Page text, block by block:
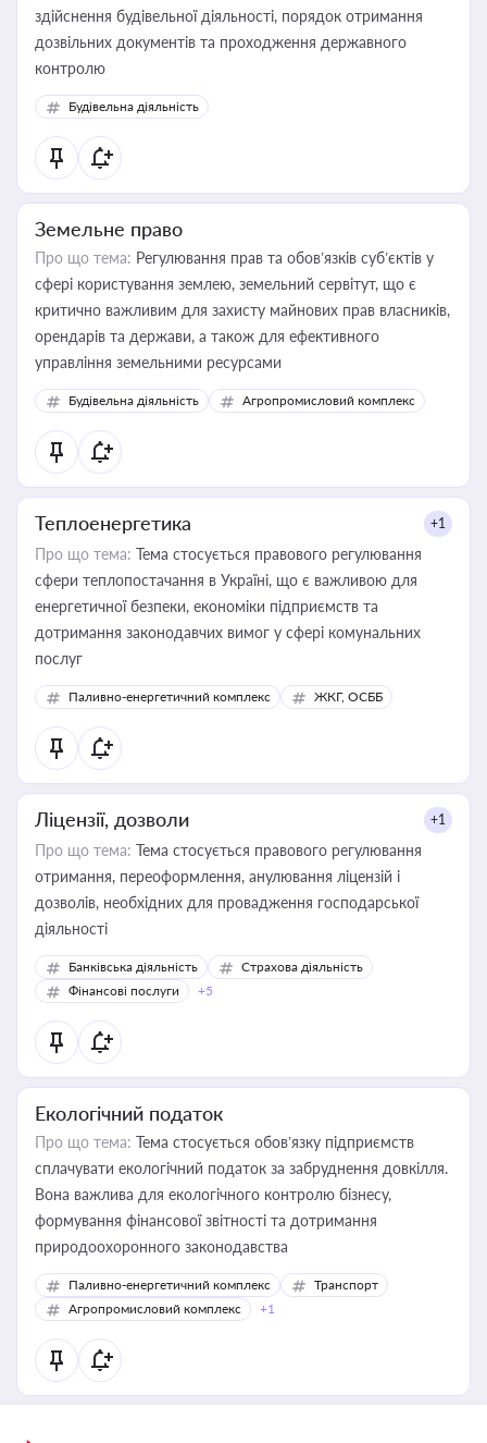
здійснення будівельної діяльності, порядок отримання
дозвільних документів та проходження державного
контролю
Будівельна діяльність
Земельне право
Про що тема: Регулювання прав та обов’язків суб’єктів у
сфері користування землею, земельний сервітут, що є
критично важливим для захисту майнових прав власників,
орендарів та держави, а також для ефективного
управління земельними ресурсами
Будівельна діяльність Агропромисловий комплекс
Теплоенергетика +1
Про що тема: Тема стосується правового регулювання
сфери теплопостачання в Україні, що є важливою для
енергетичної безпеки, економіки підприємств та
дотримання законодавчих вимог у сфері комунальних
послуг
Паливно-енергетичний комплекс ЖКГ, ОСББ
Ліцензії, дозволи +1
Про що тема: Тема стосується правового регулювання
отримання, переоформлення, анулювання ліцензій і
дозволів, необхідних для провадження господарської
діяльності
Банківська діяльність
Страхова діяльність
Фінансові послуги
+5
Екологічний податок
Про що тема: Тема стосується обов’язку підприємств
сплачувати екологічний податок за забруднення довкілля.
Вона важлива для екологічного контролю бізнесу,
формування фінансової звітності та дотримання
природоохоронного законодавства
Паливно-енергетичний комплекс
Транспорт
Агропромисловий комплекс
+1